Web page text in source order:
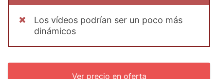
Los vídeos podrían ser un poco más
dinámicos
Ver precio en oferta